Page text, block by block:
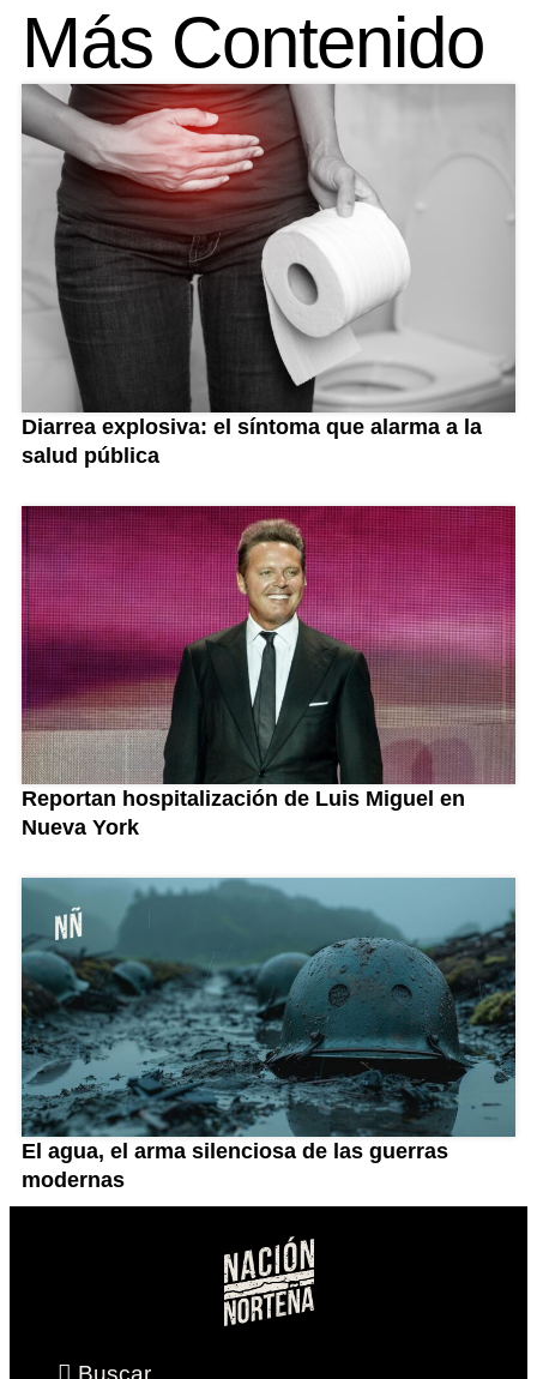
Más Contenido
Diarrea explosiva: el síntoma que alarma a la
salud pública
Reportan hospitalización de Luis Miguel en
Nueva York
El agua, el arma silenciosa de las guerras
modernas
Buscar